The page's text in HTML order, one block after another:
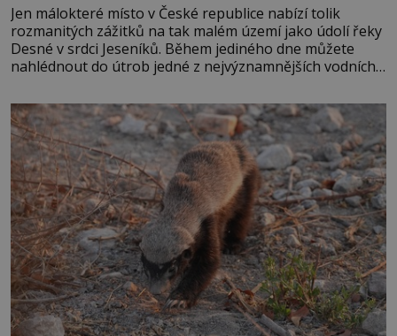
Jen málokteré místo v České republice nabízí tolik
rozmanitých zážitků na tak malém území jako údolí řeky
Desné v srdci Jeseníků. Během jediného dne můžete
nahlédnout do útrob jedné z nejvýznamnějších vodních
se na koloběžce a den zakončit poznáváním památek ve
Velkých Losinách nebo v termálním